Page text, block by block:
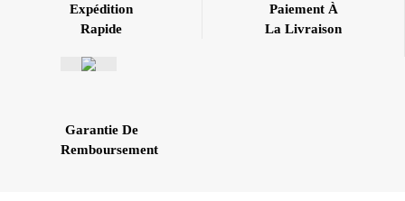
Paiement À
La Livraison
Expédition
Rapide
Garantie De
Remboursement